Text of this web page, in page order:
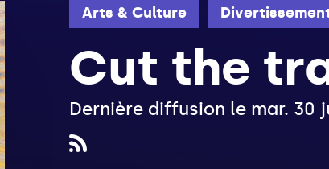
Arts & Culture
Cut the
Dernière diffusion le mar. 30